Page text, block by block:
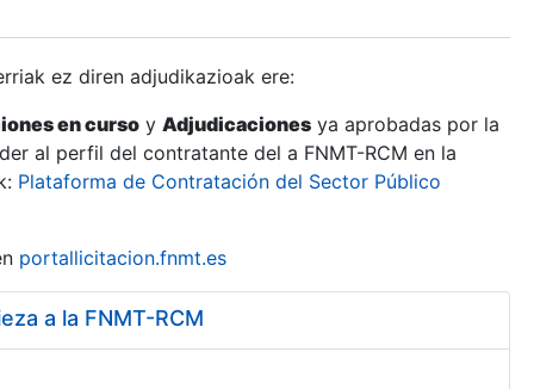
ez diren adjudikazioak ere:
en curso y Adjudicaciones ya aprobadas por la
al perfil del contratante del a FNMT-RCM en la
Plataforma de Contratación del Sector Público
portallicitacion.fnmt.es
a la FNMT-RCM